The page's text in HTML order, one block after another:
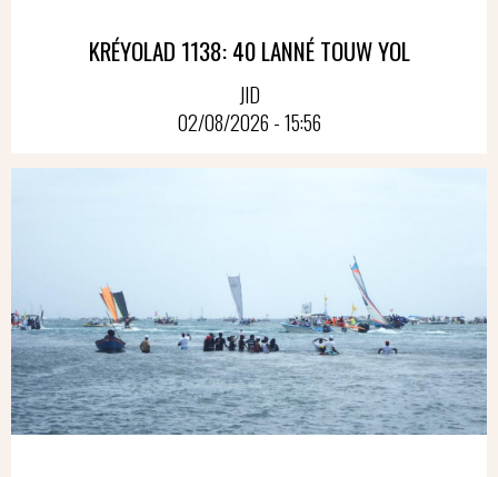
KRÉYOLAD 1138: 40 LANNÉ TOUW YOL
JID
02/08/2026 - 15:56